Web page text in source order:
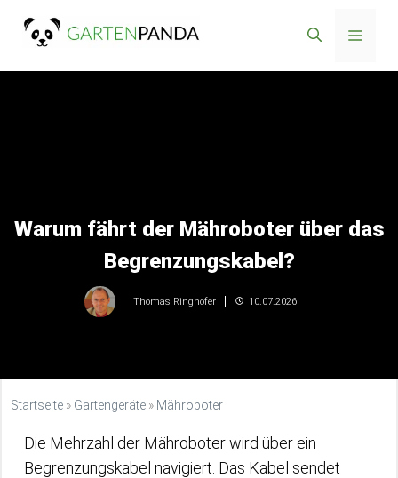
Inhalt
Menü
Warum fährt der Mähroboter über das
Begrenzungskabel?
Thomas Ringhofer 10.07.2026
Startseite » Gartengeräte » Mähroboter
Die Mehrzahl der Mähroboter wird über ein
Begrenzungskabel navigiert. Das Kabel sendet